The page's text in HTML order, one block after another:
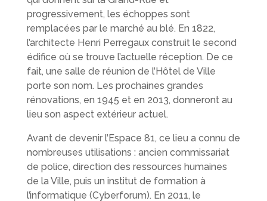
progressivement, les échoppes sont
remplacées par le marché au blé. En 1822,
l’architecte Henri Perregaux construit le second
édifice où se trouve l’actuelle réception. De ce
fait, une salle de réunion de l’Hôtel de Ville
porte son nom. Les prochaines grandes
rénovations, en 1945 et en 2013, donneront au
lieu son aspect extérieur actuel.
Avant de devenir l’Espace 81, ce lieu a connu de
nombreuses utilisations : ancien commissariat
de police, direction des ressources humaines
de la Ville, puis un institut de formation à
l’informatique (Cyberforum). En 2011, le